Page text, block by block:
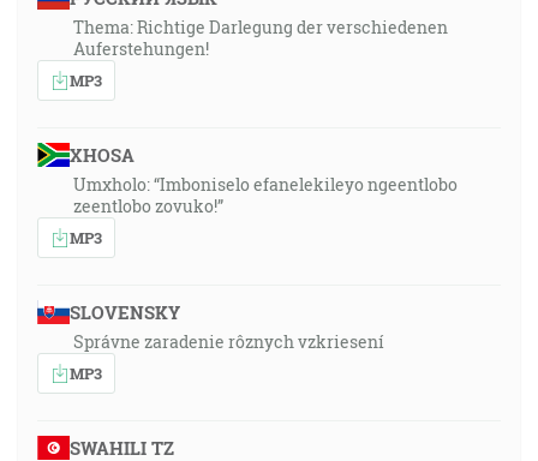
Thema: Richtige Darlegung der verschiedenen
Auferstehungen!
MP3
XHOSA
Umxholo: “Imboniselo efanelekileyo ngeentlobo
zeentlobo zovuko!”
MP3
SLOVENSKY
Správne zaradenie rôznych vzkriesení
MP3
SWAHILI TZ